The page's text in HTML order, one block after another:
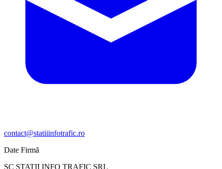
contact@statiiinfotrafic.ro
Date Firmă
SC STATII INFO TRAFIC SRL